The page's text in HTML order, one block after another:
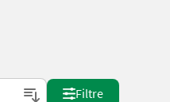
Filtre